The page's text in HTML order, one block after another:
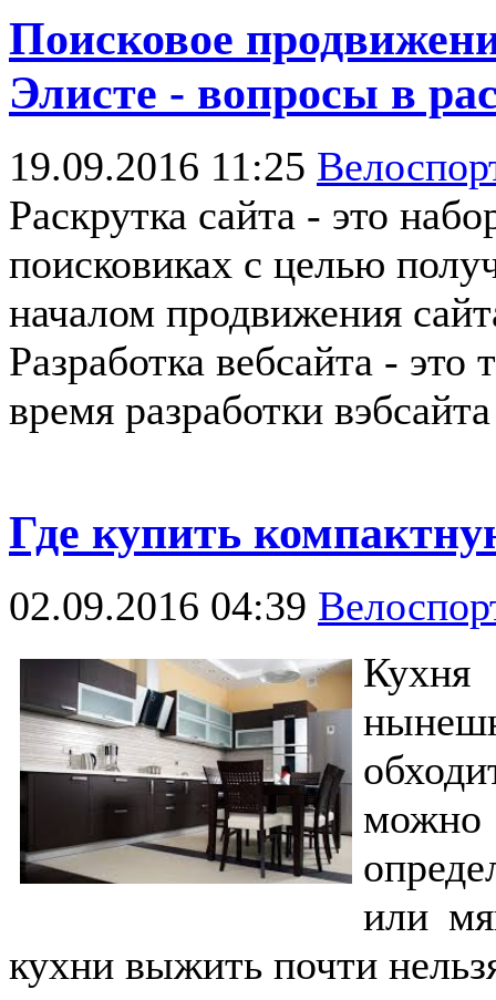
Поисковое
Элисте - вопросы в
19.09.2016 11:25
Раскрутка сайта - это
поисковиках с целью
началом продвижения
Разработка вебсайта -
время разработки
Где купить
02.09.2016 04:39
или
кухни выжить почти